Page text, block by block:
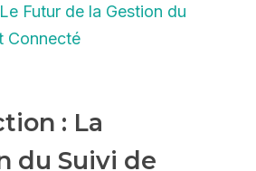
Futur de la Gestion du
Connecté
: La
du Suivi de